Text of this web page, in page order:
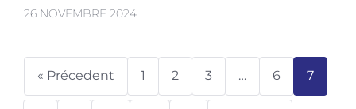
26 NOVEMBRE 2024
« Précedent 1 2 3 … 6 7